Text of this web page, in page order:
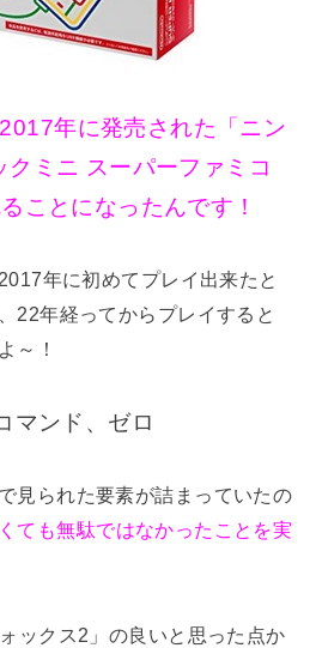
年に発売された「ニン
クミニ スーパーファミコ
ことになったんです！
年に初めてプレイ出来たと
22年経ってからプレイすると
～！
マンド、ゼロ
見られた要素が詰まっていたの
ても無駄ではなかったことを実
ックス2」の良いと思った点か